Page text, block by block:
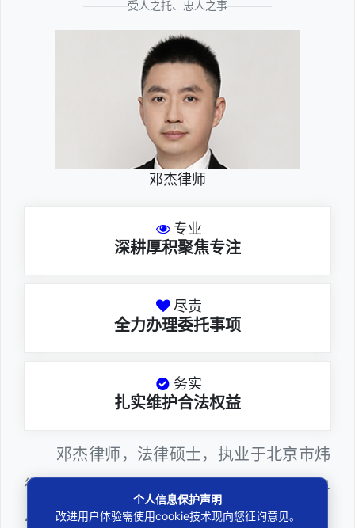
————受人之托、忠人之事————
邓杰律师
专业
深耕厚积聚焦专注
尽责
全力办理委托事项
务实
扎实维护合法权益
邓杰律师，法律硕士，执业于北京市炜
衡（深圳）律师事务所，律师执业证号为14
403201810022100。邓杰律师现（或曾）
个人信息保护声明
改进用户体验需使用cookie技术现向您征询意见。